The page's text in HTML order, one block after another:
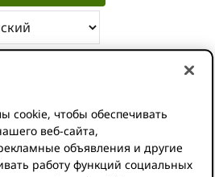
/Our Policies
cookie, чтобы обеспечивать
веб-сайта,
объявления и другие
работу функций социальных